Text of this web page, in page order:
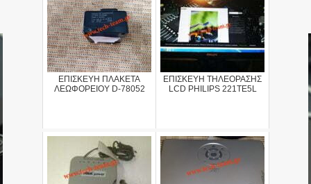
ΕΠΙΣΚΕΥΗ ΠΛΑΚΕΤΑ
ΛΕΩΦΟΡΕΙΟΥ D-78052
ΕΠΙΣΚΕΥΗ ΤΗΛΕΟΡΑΣΗΣ
LCD PHILIPS 221TE5L